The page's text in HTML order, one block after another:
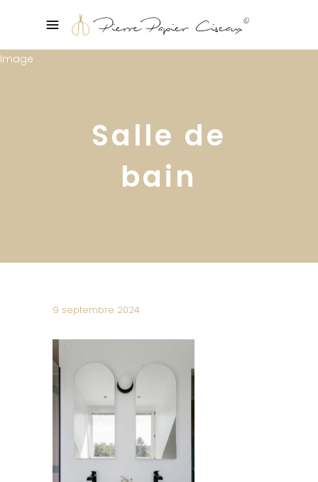
Salle de
bain
9 septembre 2024